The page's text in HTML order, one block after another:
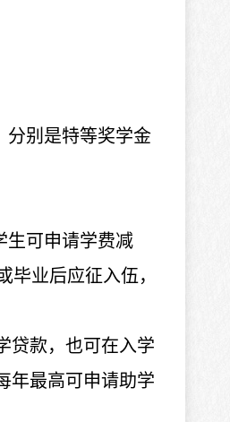
分别是特等奖学金
生可申请学费减
毕业后应征入伍，
贷款，也可在入学
年最高可申请助学